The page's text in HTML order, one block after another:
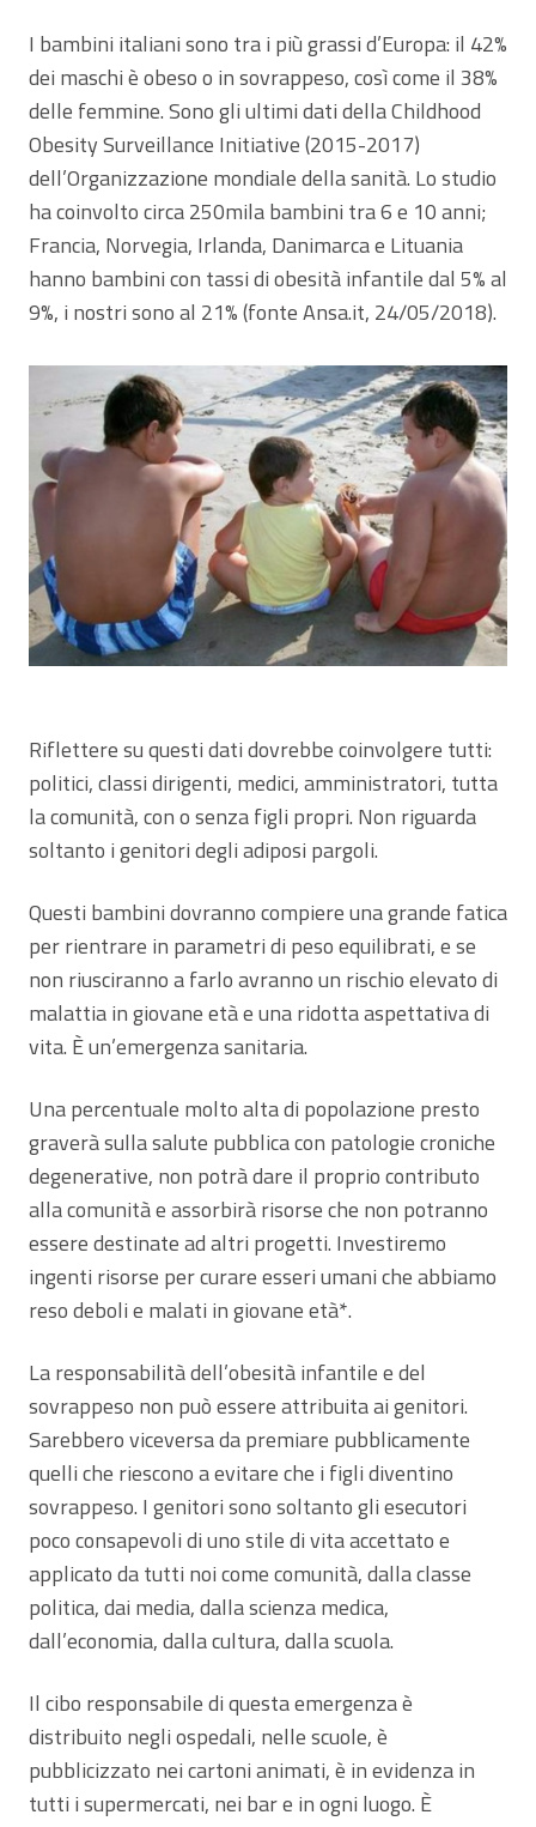
I bambini italiani sono tra i più grassi d’Europa: il 42%
dei maschi è obeso o in sovrappeso, così come il 38%
delle femmine. Sono gli ultimi dati della Childhood
Obesity Surveillance Initiative (2015-2017)
dell’Organizzazione mondiale della sanità. Lo studio
ha coinvolto circa 250mila bambini tra 6 e 10 anni;
Francia, Norvegia, Irlanda, Danimarca e Lituania
hanno bambini con tassi di obesità infantile dal 5% al
9%, i nostri sono al 21% (fonte Ansa.it, 24/05/2018).
Riflettere su questi dati dovrebbe coinvolgere tutti:
politici, classi dirigenti, medici, amministratori, tutta
la comunità, con o senza figli propri. Non riguarda
soltanto i genitori degli adiposi pargoli.
Questi bambini dovranno compiere una grande fatica
per rientrare in parametri di peso equilibrati, e se
non riusciranno a farlo avranno un rischio elevato di
malattia in giovane età e una ridotta aspettativa di
vita. È un’emergenza sanitaria.
Una percentuale molto alta di popolazione presto
graverà sulla salute pubblica con patologie croniche
degenerative, non potrà dare il proprio contributo
alla comunità e assorbirà risorse che non potranno
essere destinate ad altri progetti. Investiremo
ingenti risorse per curare esseri umani che abbiamo
reso deboli e malati in giovane età*.
La responsabilità dell’obesità infantile e del
sovrappeso non può essere attribuita ai genitori.
Sarebbero viceversa da premiare pubblicamente
quelli che riescono a evitare che i figli diventino
sovrappeso. I genitori sono soltanto gli esecutori
poco consapevoli di uno stile di vita accettato e
applicato da tutti noi come comunità, dalla classe
politica, dai media, dalla scienza medica,
dall’economia, dalla cultura, dalla scuola.
Il cibo responsabile di questa emergenza è
distribuito negli ospedali, nelle scuole, è
pubblicizzato nei cartoni animati, è in evidenza in
tutti i supermercati, nei bar e in ogni luogo. È